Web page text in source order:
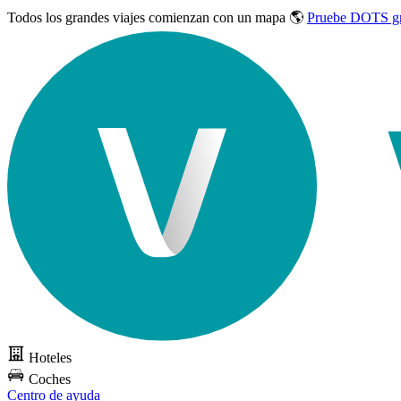
Todos los grandes viajes comienzan con un mapa 🌎 Pruebe DOTS
Hoteles
Coches
Centro de ayuda